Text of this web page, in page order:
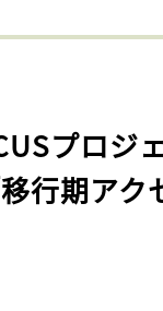
プロジ
行期アク